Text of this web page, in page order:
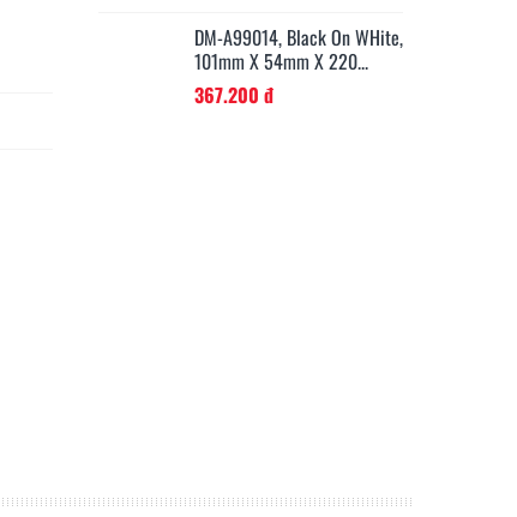
DM-A99014, Black On WHite,
101mm X 54mm X 220...
367.200 đ